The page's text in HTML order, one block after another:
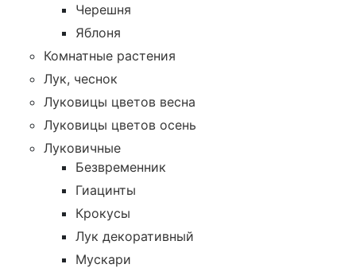
Черешня
Яблоня
Комнатные растения
Лук, чеснок
Луковицы цветов весна
Луковицы цветов осень
Луковичные
Безвременник
Гиацинты
Крокусы
Лук декоративный
Мускари